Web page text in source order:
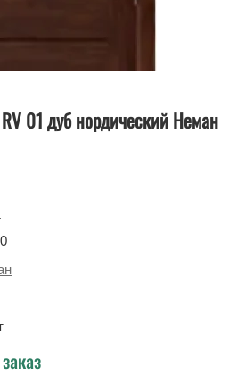
01 дуб нордический Неман